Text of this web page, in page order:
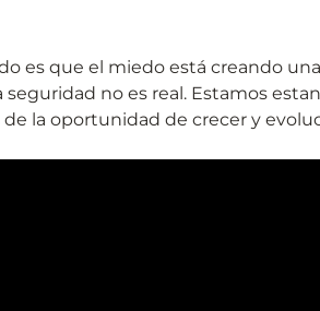
es que el miedo está creando
no es real. Estamos
la oportunidad de crecer y